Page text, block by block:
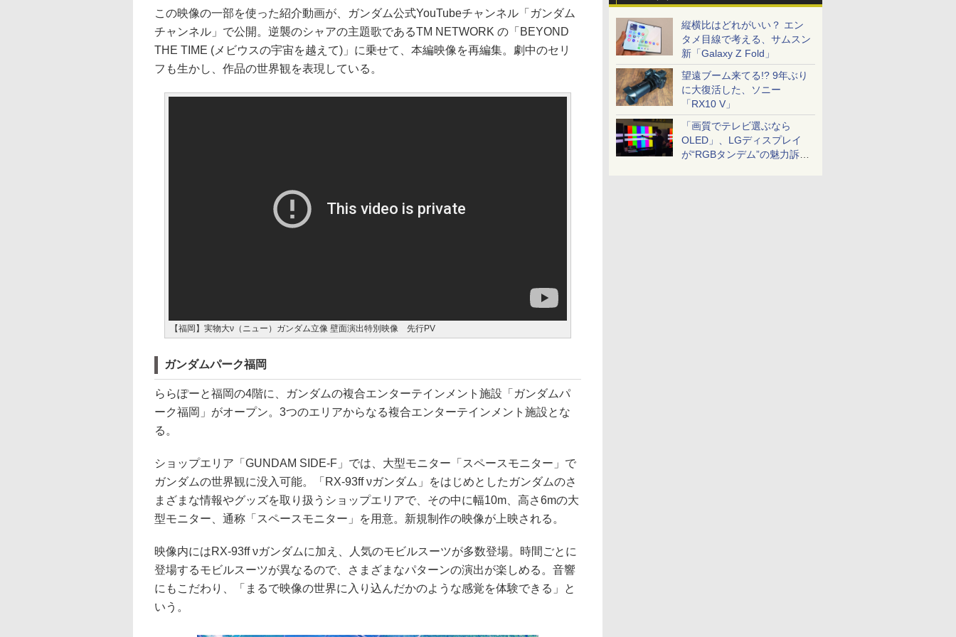
縦横比はどれがいい？ エン
タメ目線で考える、サムスン
新「Galaxy Z Fold」
望遠ブーム来てる!? 9年ぶり
に大復活した、ソニー
「RX10 V」
「画質でテレビ選ぶなら
OLED」、LGディスプレイ
が“RGBタンデム”の魅力訴
この映像の一部を使った紹介動画が、ガンダム公式YouTubeチャンネル「ガンダム
チャンネル」で公開。逆襲のシャアの主題歌であるTM NETWORK の「BEYOND
THE TIME (メビウスの宇宙を越えて)」に乗せて、本編映像を再編集。劇中のセリ
フも生かし、作品の世界観を表現している。
【福岡】実物大ν（ニュー）ガンダム立像 壁面演出特別映像 先行PV
ガンダムパーク福岡
ららぽーと福岡の4階に、ガンダムの複合エンターテインメント施設「ガンダムパ
ーク福岡」がオープン。3つのエリアからなる複合エンターテインメント施設とな
る。
ショップエリア「GUNDAM SIDE-F」では、大型モニター「スペースモニター」で
ガンダムの世界観に没入可能。「RX-93ff νガンダム」をはじめとしたガンダムのさ
まざまな情報やグッズを取り扱うショップエリアで、その中に幅10m、高さ6mの大
型モニター、通称「スペースモニター」を用意。新規制作の映像が上映される。
映像内にはRX-93ff νガンダムに加え、人気のモビルスーツが多数登場。時間ごとに
登場するモビルスーツが異なるので、さまざまなパターンの演出が楽しめる。音響
にもこだわり、「まるで映像の世界に入り込んだかのような感覚を体験できる」と
いう。